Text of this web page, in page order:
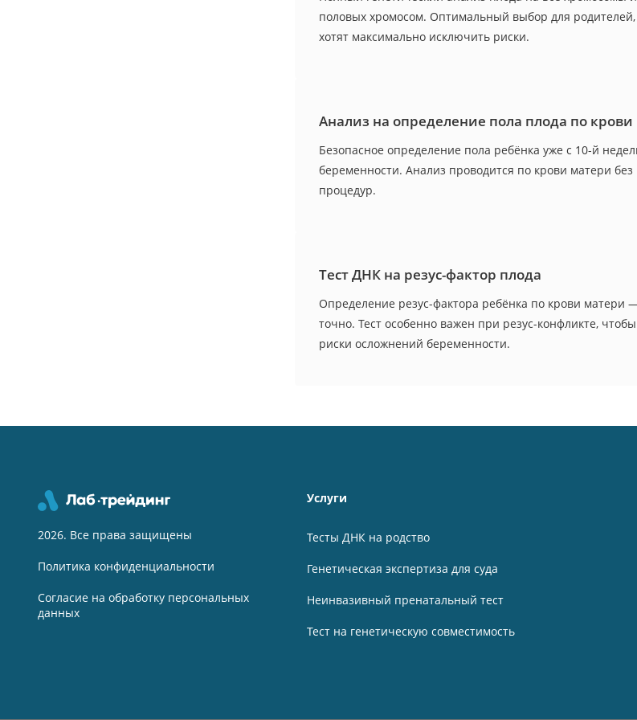
половых хромосом. Оптимальный выбор для
хотят максимально исключить риски.
Анализ на определение пола плода по
Безопасное определение пола ребёнка уже с 10-й
беременности. Анализ проводится по крови матери
процедур.
Тест ДНК на резус-фактор плода
Определение резус-фактора ребёнка по крови матери
точно. Тест особенно важен при резус-конфликте,
риски осложнений беременности.
2026. Все права защищены
Политика конфиденциальности
Согласие на обработку персональных
данных
Услуги
Тесты ДНК на родство
Генетическая экспертиза для суда
Неинвазивный пренатальный тест
Тест на генетическую совместимость